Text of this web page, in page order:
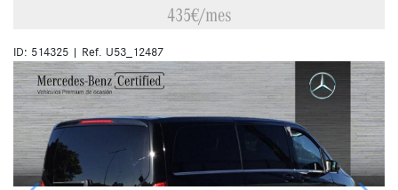
435€/mes
ID: 514325 | Ref. U53_12487